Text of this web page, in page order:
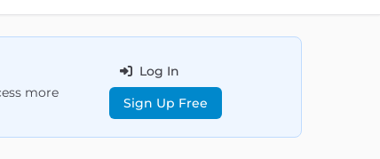
more
Log In
Sign Up Free